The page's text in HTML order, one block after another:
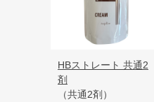
HBストレート 共通2
剤
（共通2剤）